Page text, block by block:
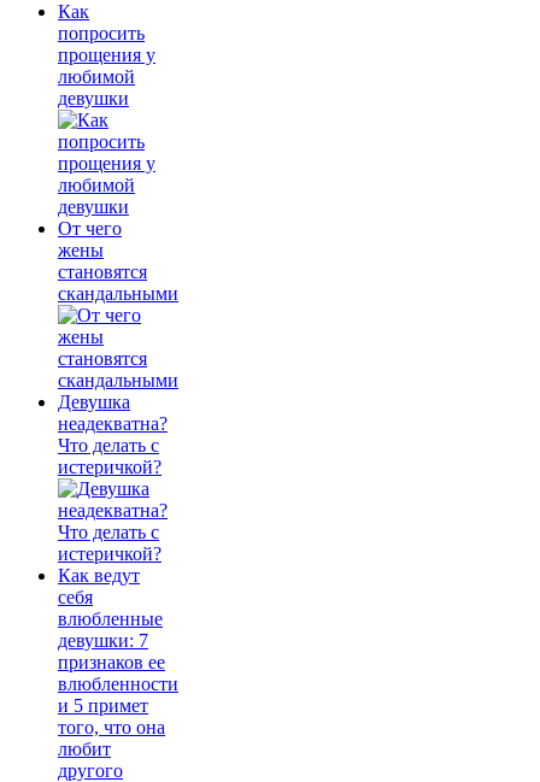
Как
попросить
прощения у
любимой
девушки
От чего
жены
становятся
скандальными
Девушка
неадекватна?
Что делать с
истеричкой?
Как ведут
себя
влюбленные
девушки: 7
признаков ее
влюбленности
и 5 примет
того, что она
любит
другого